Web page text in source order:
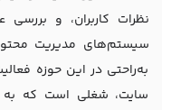
نظرات کاربران، و بررسی
سیستم‌های مدیریت
به‌راحتی در این حوزه
سایت، شغلی است که به